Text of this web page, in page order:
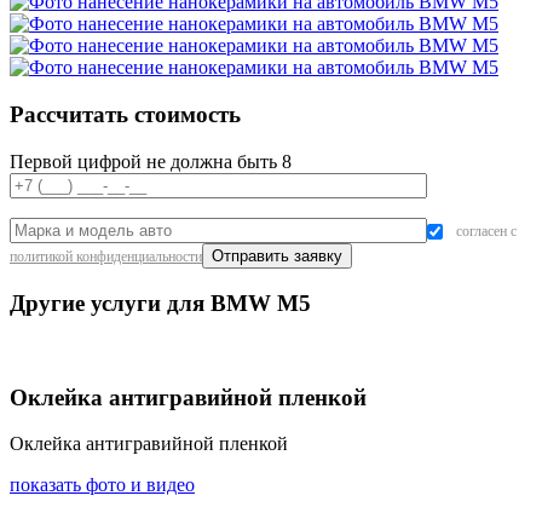
Рассчитать стоимость
Первой цифрой не должна быть 8
согласен с
политикой конфиденциальности
Другие услуги для BMW M5
Оклейка антигравийной пленкой
Оклейка антигравийной пленкой
показать фото и видео